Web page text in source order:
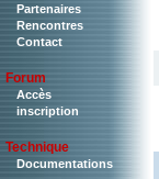
Partenaires
Rencontres
Contact
Forum
Accès
inscription
Technique
Documentations